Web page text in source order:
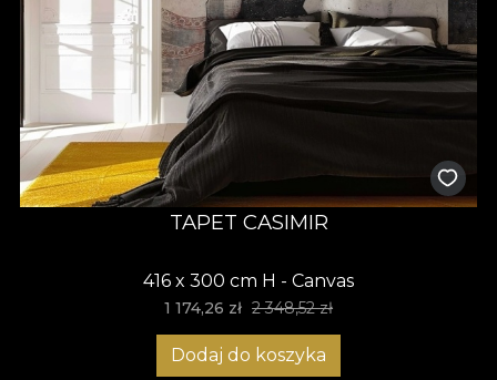
TAPET CASIMIR
416 x 300 cm H - Canvas
1 174,26 zł 2 348,52 zł
Dodaj do koszyka